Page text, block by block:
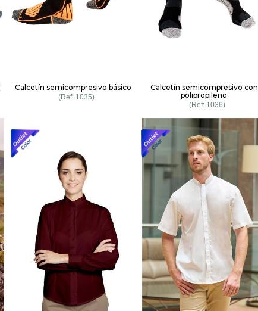
Calcetín semicompresivo básico
1035
Calcetín semicompresivo con
polipropileno
1036